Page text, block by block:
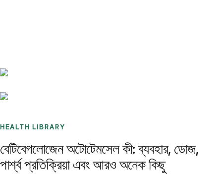
HEALTH LIBRARY
বেটিবেগলোজেন অটোটেমসেল কী: ব্যবহার, ডোজ,
পার্শ্ব প্রতিক্রিয়া এবং আরও অনেক কিছু